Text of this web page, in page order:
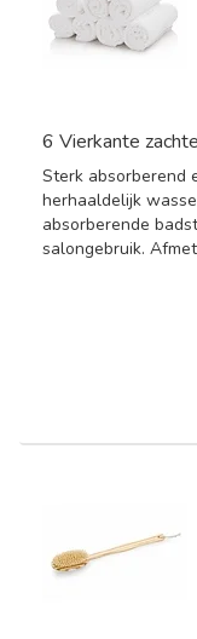
6 Vierkante
Sterk absorberend
herhaaldelijk
absorberende
salongebruik.